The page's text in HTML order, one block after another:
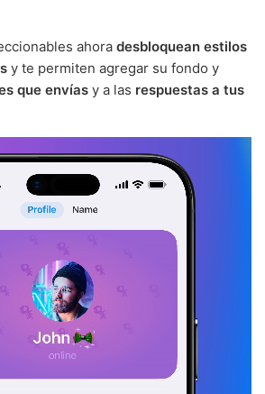
ahora desbloquean estilos
y te permiten agregar su fondo y
que envías y a las respuestas a tus